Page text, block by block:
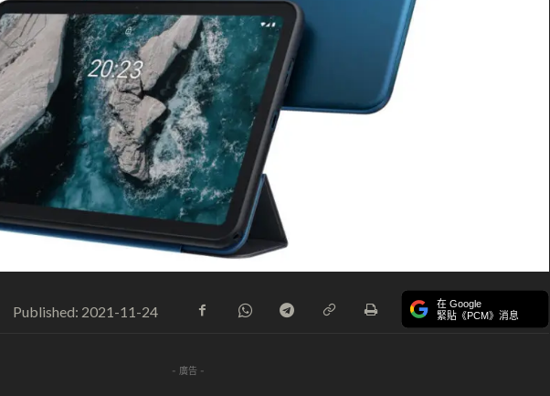
Published: 2021-11-24 在 Google
緊貼《PCM》消息
- 廣告 -